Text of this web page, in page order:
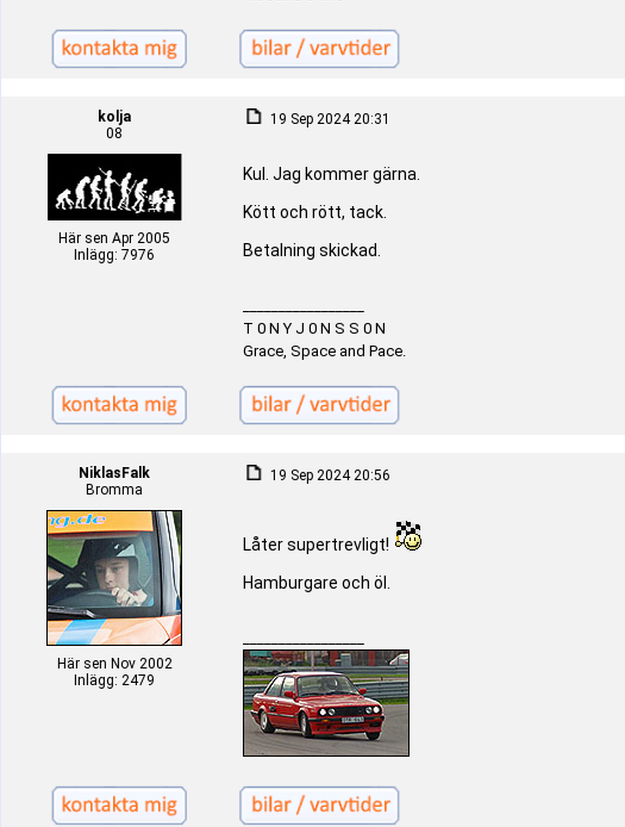
kolja
08
Här sen Apr 2005
Inlägg: 7976
19 Sep 2024 20:31
Kul. Jag kommer gärna.
Kött och rött, tack.
Betalning skickad.
T 0 N Y J 0 N S S 0 N
Grace, Space and Pace.
NiklasFalk
Bromma
Här sen Nov 2002
Inlägg: 2479
19 Sep 2024 20:56
Låter supertrevligt!
Hamburgare och öl.